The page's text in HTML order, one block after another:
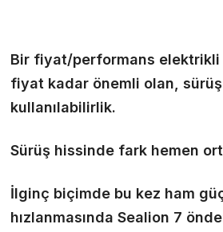
Bir fiyat/performans elektrikli
fiyat kadar önemli olan,
kullanılabilirlik.
Sürüş hissinde fark hemen
İlginç biçimde bu kez ham
hızlanmasında Sealion 7